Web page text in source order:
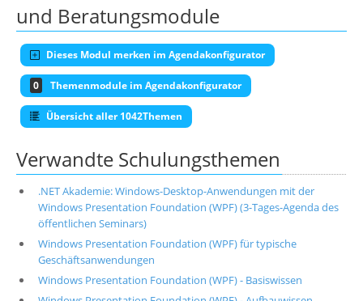
und Beratungsmodule
Dieses Modul merken im Agendakonfigurator
0 Themenmodule im Agendakonfigurator
Übersicht aller 1042Themen
Verwandte Schulungsthemen
.NET Akademie: Windows-Desktop-Anwendungen mit der
Windows Presentation Foundation (WPF) (3-Tages-Agenda des
öffentlichen Seminars)
Windows Presentation Foundation (WPF) für typische
Geschäftsanwendungen
Windows Presentation Foundation (WPF) - Basiswissen